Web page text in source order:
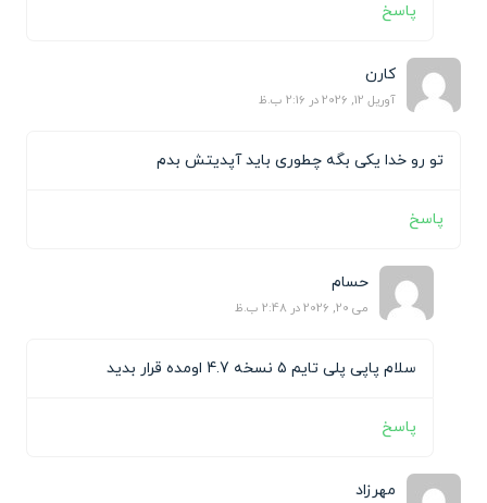
پاسخ
کارن
آوریل 12, 2026 در 2:16 ب.ظ
تو رو خدا یکی بگه چطوری باید آپدیتش بدم
پاسخ
حسام
می 20, 2026 در 2:48 ب.ظ
سلام پاپی پلی تایم ۵ نسخه 4.7 اومده قرار بدید
پاسخ
مهرزاد